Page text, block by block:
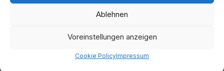
Ablehnen
Voreinstellungen anzeigen
Cookie PolicyImpressum
Von:
Filter